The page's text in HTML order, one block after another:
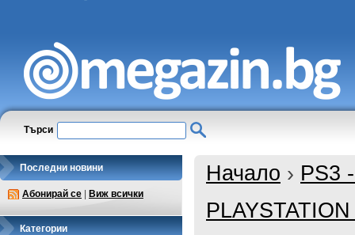
Търси
Последни новини
Абонирай се Виж всички
Категории
Начало › PS3